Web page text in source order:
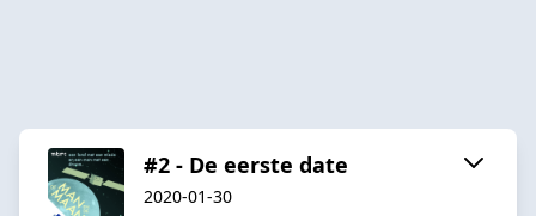
#2 - De eerste date
2020-01-30